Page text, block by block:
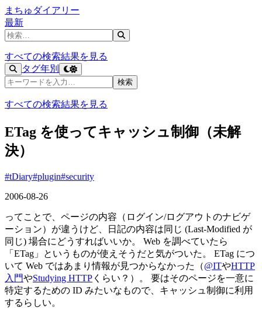
まちゅダイアリー
最新
記事を検索
すべての検索結果を見る
タグ年別
記事を検索
検索
すべての検索結果を見る
ETag を使ってキャッシュ制御（未解
決）
#tDiary#plugin#security
2006-08-26
ってことで、ページの内容（ログイン/ログアウトのナビゲ
ーション）が違うけど、日記の内容は同じ (Last-Modified が
同じ) 場合にどうすればいいか。 Web を調べていたら
「ETag」というものが使えそうだと気がついた。 ETag につ
いて Web ではあまり情報が見つからなかった（@ITやHTTP
入門やStudying HTTP くらい？）。 要はそのページを一意に
特定するための ID みたいなもので、キャッシュ制御に利用
するらしい。